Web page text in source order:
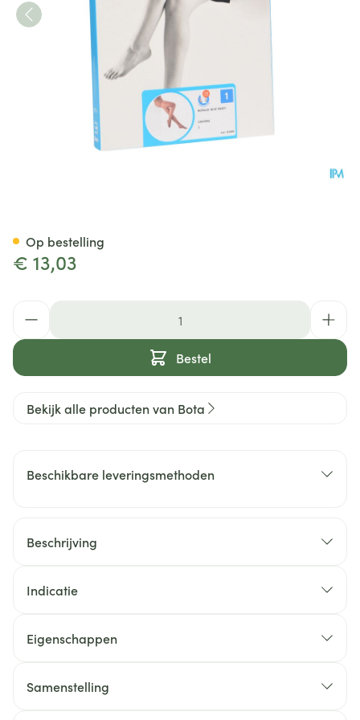
€ 13,03
Bestel
Op bestelling
Bekijk alle producten van Bota
Beschikbare leveringsmethoden
Beschrijving
Indicatie
Eigenschappen
Samenstelling